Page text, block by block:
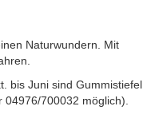
Naturwundern. Mit
bis Juni sind Gummistiefel
700032 möglich).